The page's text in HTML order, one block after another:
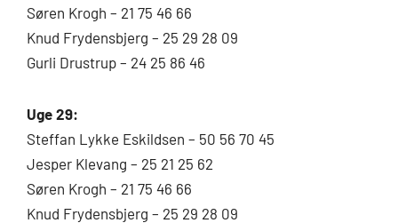
Søren Krogh – 21 75 46 66
Knud Frydensbjerg – 25 29 28 09
Gurli Drustrup – 24 25 86 46
Uge 29:
Steffan Lykke Eskildsen – 50 56 70 45
Jesper Klevang – 25 21 25 62
Søren Krogh – 21 75 46 66
Knud Frydensbjerg – 25 29 28 09